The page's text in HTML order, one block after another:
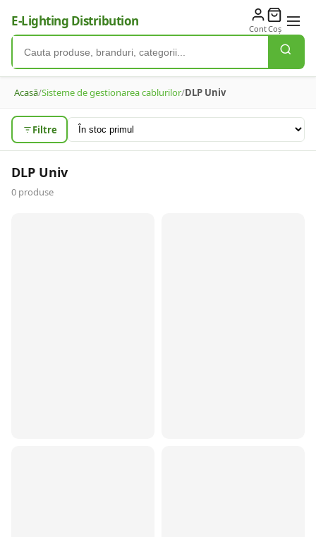
E-Lighting Distribution ContCoș
Acasă/Sisteme de gestionarea cablurilor/DLP Univ
Filtre
DLP Univ
0 produse